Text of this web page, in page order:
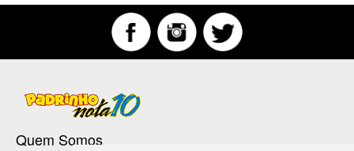
Quem Somos